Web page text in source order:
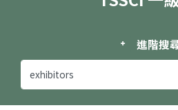
進階搜